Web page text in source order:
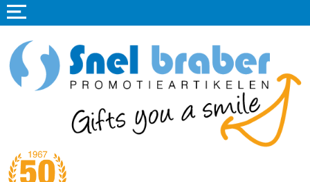
Home
Promotieartikelen
Tassen